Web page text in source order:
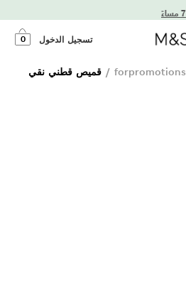
تسجيل الدخول 0
forpromotions
/ قميص قطني نقي